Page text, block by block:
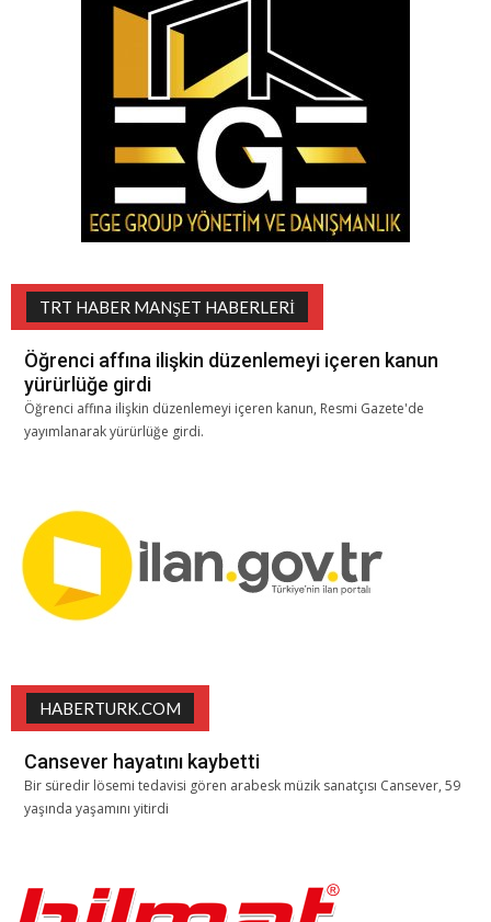
TRT HABER MANŞET HABERLERI
Öğrenci affına ilişkin düzenlemeyi içeren kanun
yürürlüğe girdi
Öğrenci affına ilişkin düzenlemeyi içeren kanun, Resmi Gazete'de
yayımlanarak yürürlüğe girdi.
HABERTURK.COM
Cansever hayatını kaybetti
Bir süredir lösemi tedavisi gören arabesk müzik sanatçısı Cansever, 59
yaşında yaşamını yitirdi